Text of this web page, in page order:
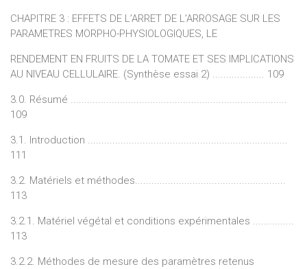
CHAPITRE 3 : EFFETS DE L’ARRET DE L’ARROSAGE SUR LES
PARAMETRES MORPHO-PHYSIOLOGIQUES, LE
RENDEMENT EN FRUITS DE LA TOMATE ET SES IMPLICATIONS
AU NIVEAU CELLULAIRE. (Synthèse essai 2) ................... 109
3.0. Résumé ...............................................................................
109
3.1. Introduction .........................................................................
111
3.2. Matériels et méthodes.......................................................
113
3.2.1. Matériel végétal et conditions expérimentales ...............
113
3.2.2. Méthodes de mesure des paramètres retenus